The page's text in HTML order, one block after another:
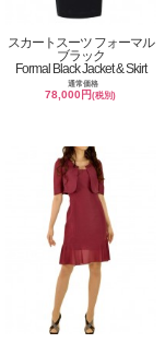
スカートスーツ フォーマル
ブラック
Formal Black Jacket & Skirt
通常価格
78,000円(税別)